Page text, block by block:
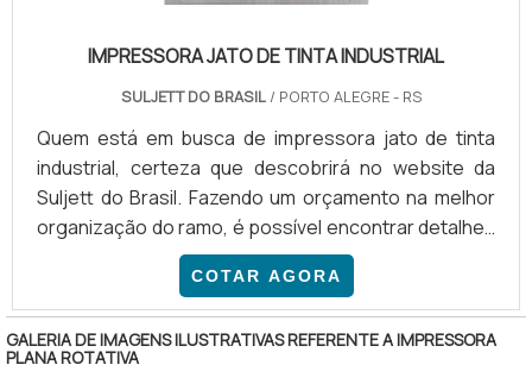
IMPRESSORA JATO DE TINTA INDUSTRIAL
SULJETT DO BRASIL / PORTO ALEGRE - RS
Quem está em busca de impressora jato de tinta
industrial, certeza que descobrirá no website da
Suljett do Brasil. Fazendo um orçamento na melhor
organização do ramo, é possível encontrar detalhes
sobre a líder em qualidade.Quando o tema é
impressora jato de tinta industrial, com a Suljett do
Brasil atingirá eficiência com as melhores soluções
para cada cliente, visando produtividade e qualidade
COTAR AGORA
GALERIA DE IMAGENS ILUSTRATIVAS REFERENTE A IMPRESSORA
PLANA ROTATIVA